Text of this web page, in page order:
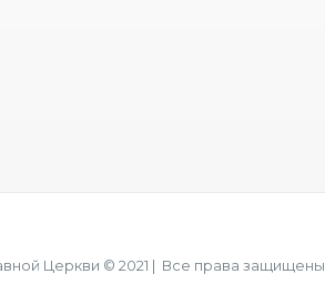
Церкви © 2021 | Все права защищены.